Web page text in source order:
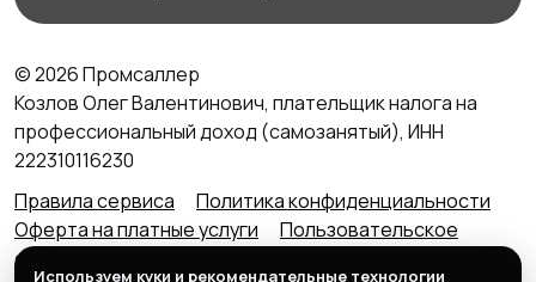
© 2026 Промсаллер
Козлов Олег Валентинович, плательщик налога на
профессиональный доход (самозанятый), ИНН
222310116230
Правила сервиса
Политика конфиденциальности
Оферта на платные услуги
Пользовательское
соглашение
Используем куки и рекомендательные технологии